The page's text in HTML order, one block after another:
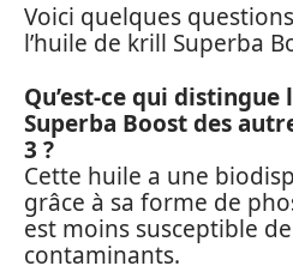
Voici quelques
l’huile de krill Superba
Qu’est-ce qui distingue
Superba Boost des
3 ?
Cette huile a une
grâce à sa forme de
est moins susceptible
contaminants.